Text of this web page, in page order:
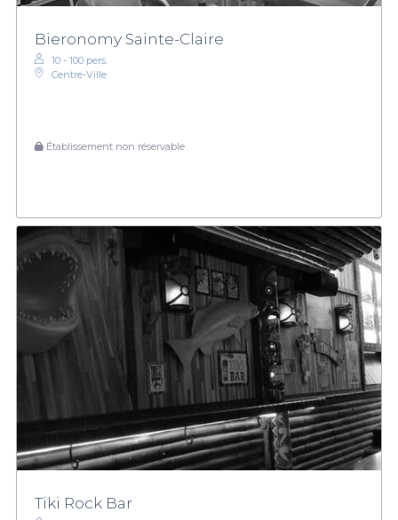
Bieronomy Sainte-Claire
10 - 100 pers.
Centre-Ville
Établissement non réservable
Tiki Rock Bar